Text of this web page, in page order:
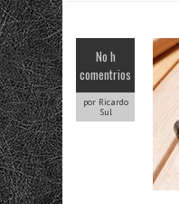
No h
comentrios
por Ricardo
Sul